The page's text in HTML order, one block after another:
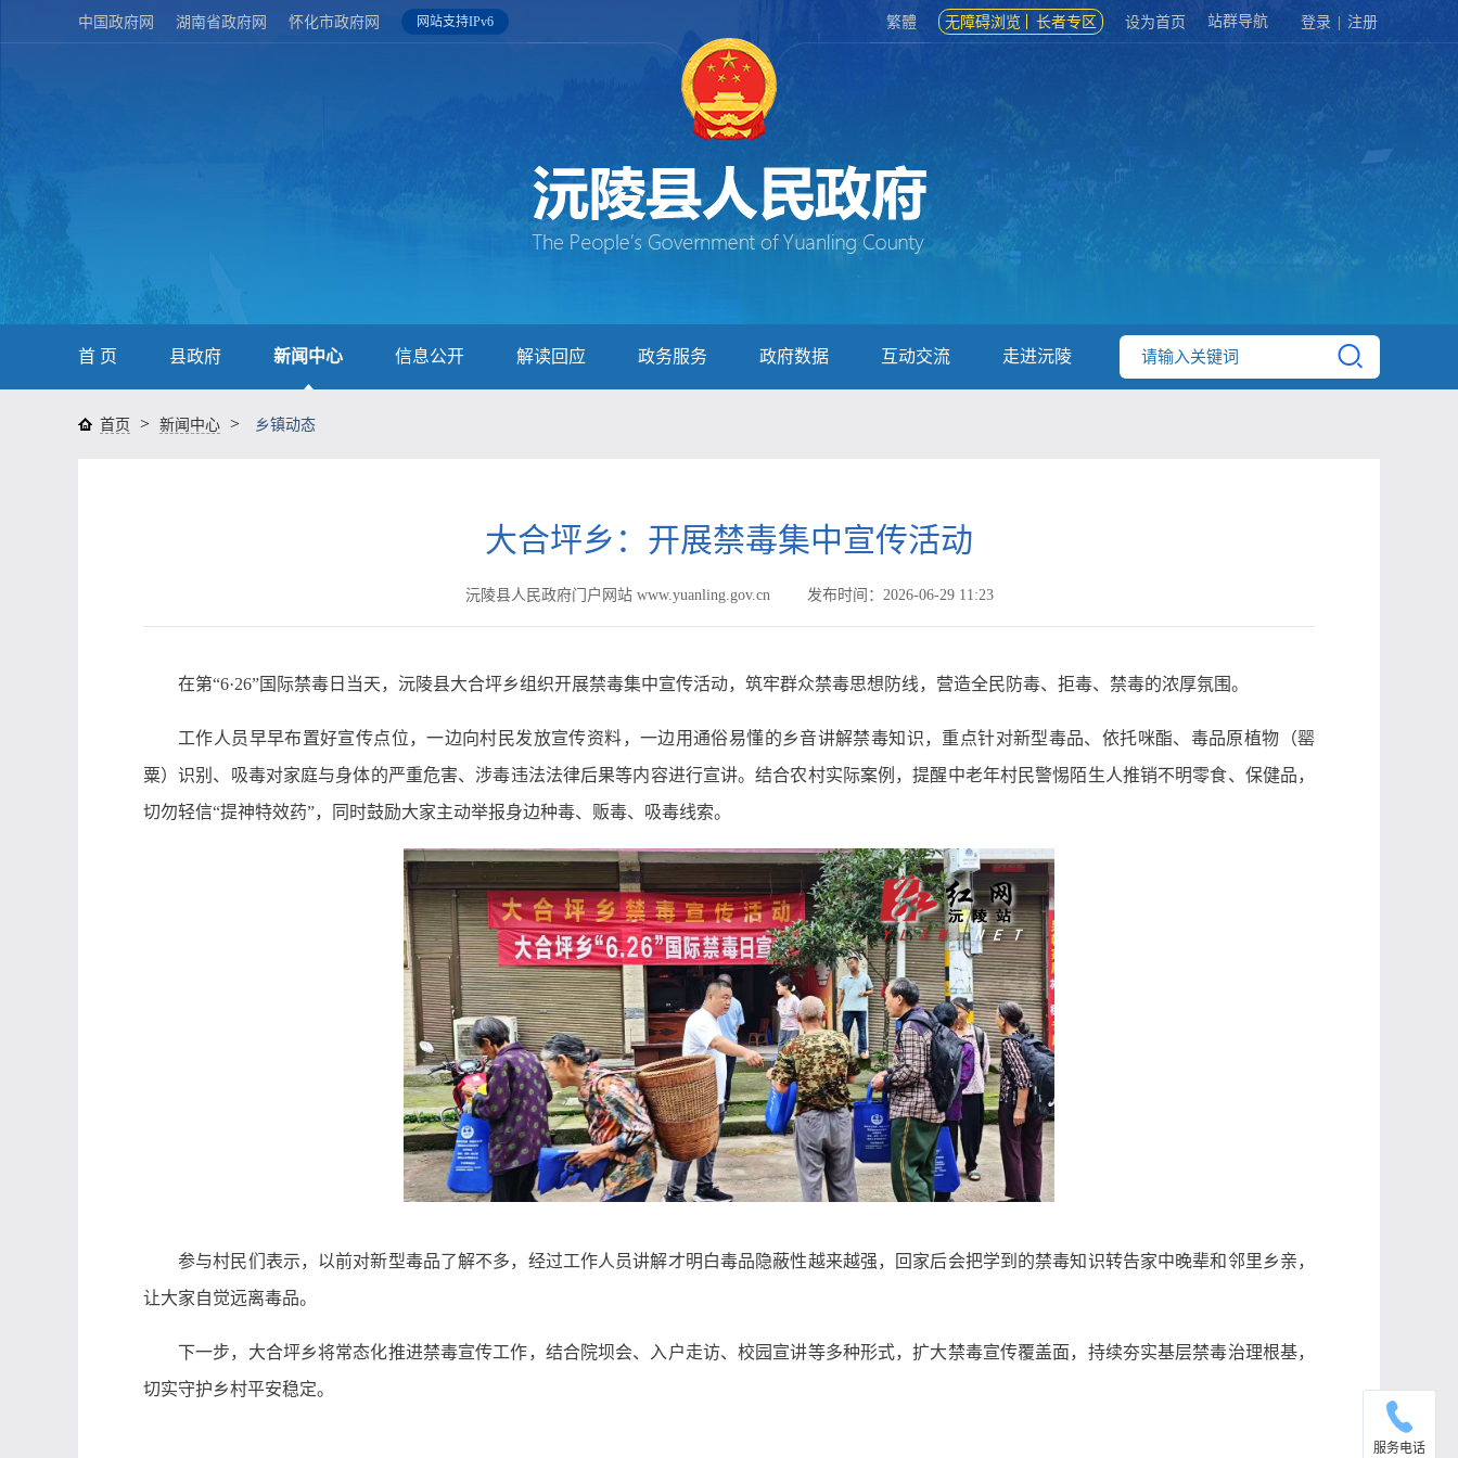
中国政府网 湖南省政府网 怀化市政府网 网站支持IPv6 繁體 无障碍浏览 长者专区 设为首页 站群导航 登录 注册
首 页 县政府 新闻中心 信息公开 解读回应 政务服务 政府数据 互动交流 走进沅陵
首页 > 新闻中心 > 乡镇动态
大合坪乡：开展禁毒集中宣传活动
沅陵县人民政府门户网站 www.yuanling.gov.cn 发布时间：2026-06-29 11:23
在第“6·26”国际禁毒日当天，沅陵县大合坪乡组织开展禁毒集中宣传活动， 筑牢群众禁毒思想防线， 营造全民防毒、拒毒、禁毒的浓厚氛围。
工作人员早早布置好宣传点位，一边向村民发放宣传资料，一边用通俗易懂的乡音讲解禁毒知识，重点针对新型毒品、依托咪酯、毒品原植物（罂
粟）识别、吸毒对家庭与身体的严重危害、涉毒违法法律后果等内容进行宣讲。结合农村实际案例，提醒中老年村民警惕陌生人推销不明零食、保健品，
切勿轻信“提神特效药”，同时鼓励大家主动举报身边种毒、贩毒、吸毒线索。
参与村民们表示，以前对新型毒品了解不多，经过工作人员讲解才明白毒品隐蔽性越来越强，回家后会把学到的禁毒知识转告家中晚辈和邻里乡亲，
让大家自觉远离毒品。
下一步，大合坪乡将常态化推进禁毒宣传工作，结合院坝会、入户走访、校园宣讲等多种形式，扩大禁毒宣传覆盖面，持续夯实基层禁毒治理根基，
切实守护乡村平安稳定。
服务电话